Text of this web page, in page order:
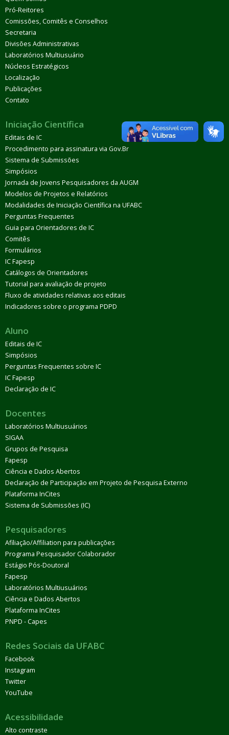
Pró-Reitores
Comissões, Comitês e Conselhos
Secretaria
Divisões Administrativas
Laboratórios Multiusuário
Núcleos Estratégicos
Localização
Publicações
Contato
Iniciação Científica
Editais de IC
Procedimento para assinatura via Gov.Br
Sistema de Submissões
Simpósios
Jornada de Jovens Pesquisadores da AUGM
Modelos de Projetos e Relatórios
Modalidades de Iniciação Científica na UFABC
Perguntas Frequentes
Guia para Orientadores de IC
Comitês
Formulários
IC Fapesp
Catálogos de Orientadores
Tutorial para avaliação de projeto
Fluxo de atividades relativas aos editais
Indicadores sobre o programa PDPD
Aluno
Editais de IC
Simpósios
Perguntas Frequentes sobre IC
IC Fapesp
Declaração de IC
Docentes
Laboratórios Multiusuários
SIGAA
Grupos de Pesquisa
Fapesp
Ciência e Dados Abertos
Declaração de Participação em Projeto de Pesquisa Externo
Plataforma InCites
Sistema de Submissões (IC)
Pesquisadores
Afiliação/Affiliation para publicações
Programa Pesquisador Colaborador
Estágio Pós-Doutoral
Fapesp
Laboratórios Multiusuários
Ciência e Dados Abertos
Plataforma InCites
PNPD - Capes
Redes Sociais da UFABC
Facebook
Instagram
Twitter
YouTube
Acessibilidade
Alto contraste